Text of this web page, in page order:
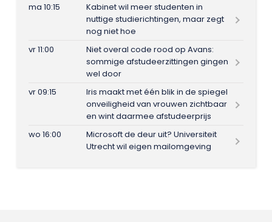
ma 10:15
Kabinet wil meer studenten in
nuttige studierichtingen, maar zegt
nog niet hoe
vr 11:00
Niet overal code rood op Avans:
sommige afstudeerzittingen gingen
wel door
vr 09:15
Iris maakt met één blik in de spiegel
onveiligheid van vrouwen zichtbaar
en wint daarmee afstudeerprijs
wo 16:00
Microsoft de deur uit? Universiteit
Utrecht wil eigen mailomgeving